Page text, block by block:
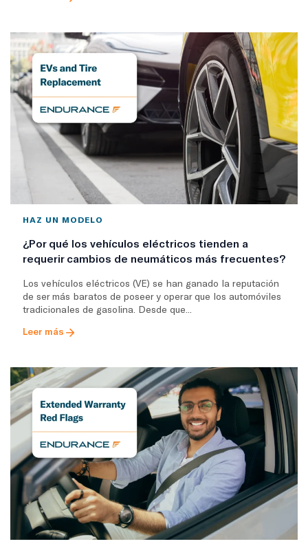
HAZ UN MODELO
¿Por qué los vehículos eléctricos tienden a
requerir cambios de neumáticos más frecuentes?
Los vehículos eléctricos (VE) se han ganado la reputación
de ser más baratos de poseer y operar que los automóviles
tradicionales de gasolina. Desde que...
Leer más